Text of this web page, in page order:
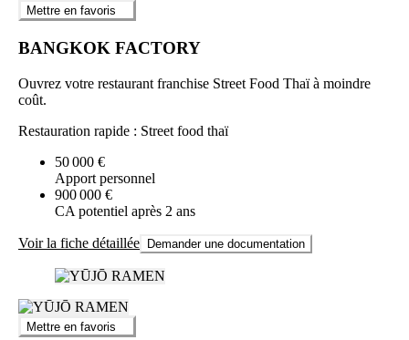
Mettre en favoris
BANGKOK FACTORY
Ouvrez votre restaurant franchise Street Food Thaï à moindre
coût.
Restauration rapide : Street food thaï
50 000 €
Apport personnel
900 000 €
CA potentiel après 2 ans
Voir la fiche détaillée Demander une documentation
Mettre en favoris